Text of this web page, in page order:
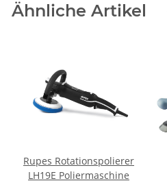
Ähnliche Artikel
Rupes Rotationspolierer
LH19E Poliermaschine